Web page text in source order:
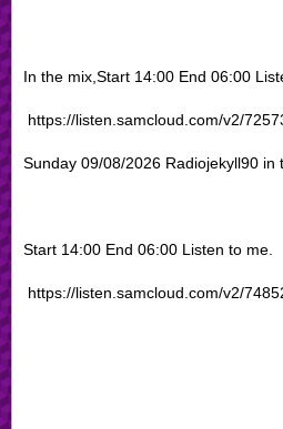
In the mix,Start 14:00 End 06:00
https://listen.samcloud.com/v2/
Sunday 09/08/2026 Radiojekyll90 in
Start 14:00 End 06:00 Listen to me.
https://listen.samcloud.com/v2/